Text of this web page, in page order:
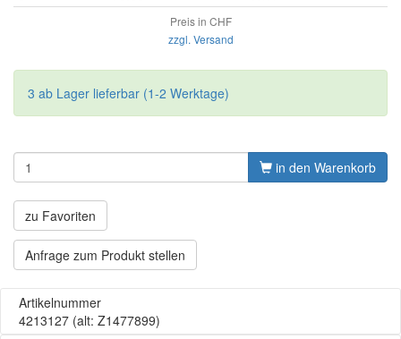
Preis in CHF
zzgl. Versand
3 ab Lager lieferbar (1-2 Werktage)
in den Warenkorb
zu Favoriten
Anfrage zum Produkt stellen
Artikelnummer
4213127 (alt: Z1477899)